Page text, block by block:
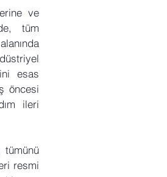
ve
tüm
esas
öncesi
ileri
tümünü
resmi